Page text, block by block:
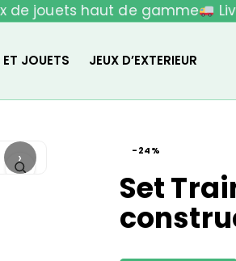
jouets haut de gamme
ET JOUETS JEUX D’EXTERIEUR
› -24%
Set